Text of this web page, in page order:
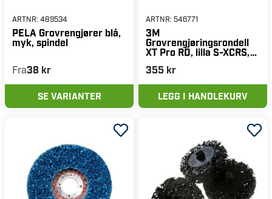
ARTNR: 489534
PELA Grovrengjører blå,
myk, spindel
Fra38 kr
SE VARIANTER
ARTNR: 546771
3M
Grovrengjøringsrondell
XT Pro RD, lilla S-XCRS,
355 kr
LEGG I HANDLEKURV